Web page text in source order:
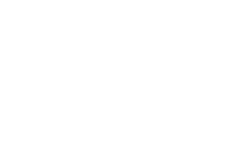
办公桌，需要在现有分机上安装桌面电话。
楼 712 号办公桌的新办公桌。能否用我当
设置桌面电话？